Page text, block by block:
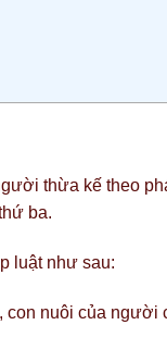
thừa kế theo
ba.
luật như sau:
con nuôi của người